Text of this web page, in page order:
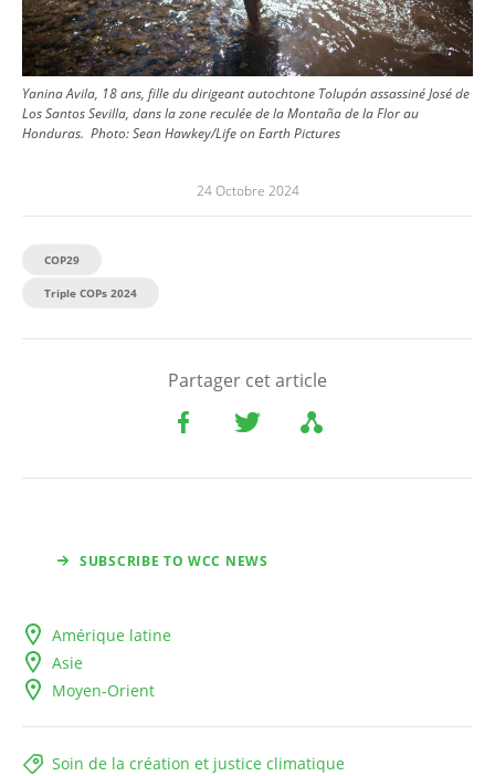
Yanina Avila, 18 ans, fille du dirigeant autochtone Tolupán assassiné José de
Los Santos Sevilla, dans la zone reculée de la Montaña de la Flor au
Honduras. Photo:Sean Hawkey/Life on Earth Pictures
24 Octobre 2024
COP29
Triple COPs 2024
Partager cet article
SUBSCRIBE TO WCC NEWS
Amérique latine
Asie
Moyen-Orient
Soin de la création et justice climatique